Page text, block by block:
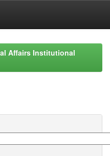
Affairs Institutional